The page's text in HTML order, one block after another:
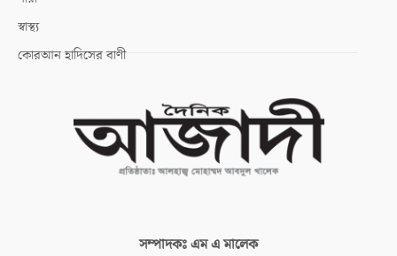
স্বাস্থ্য
কোরআন হাদিসের বাণী
সম্পাদকঃএম এ মালেক